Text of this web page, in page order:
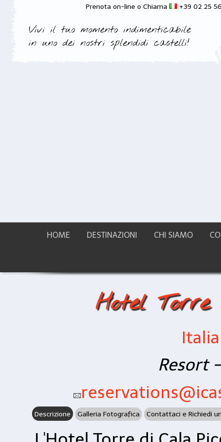
Prenota on-line o Chiama +39 02 25
Vivi il tuo momento indimenticabile
in uno dei nostri splendidi castelli!
HOME DESTINAZIONI CHI SIAMO
Hotel
Italia
Resort
Descrizione Galleria Fotografica Contattaci e Richiedi